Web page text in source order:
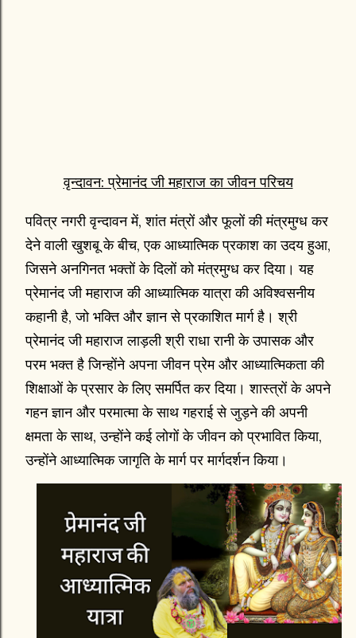
वृन्दावन: प्रेमानंद जी महाराज का जीवन परिचय
पवित्र नगरी वृन्दावन में, शांत मंत्रों और फूलों की मंत्रमुग्ध कर
देने वाली खुशबू के बीच, एक आध्यात्मिक प्रकाश का उदय हुआ,
जिसने अनगिनत भक्तों के दिलों को मंत्रमुग्ध कर दिया। यह
प्रेमानंद जी महाराज की आध्यात्मिक यात्रा की अविश्वसनीय
कहानी है, जो भक्ति और ज्ञान से प्रकाशित मार्ग है। श्री
प्रेमानंद जी महाराज लाड़ली श्री राधा रानी के उपासक और
परम भक्त है जिन्होंने अपना जीवन प्रेम और आध्यात्मिकता की
शिक्षाओं के प्रसार के लिए समर्पित कर दिया। शास्त्रों के अपने
गहन ज्ञान और परमात्मा के साथ गहराई से जुड़ने की अपनी
क्षमता के साथ, उन्होंने कई लोगों के जीवन को प्रभावित किया,
उन्होंने आध्यात्मिक जागृति के मार्ग पर मार्गदर्शन किया।